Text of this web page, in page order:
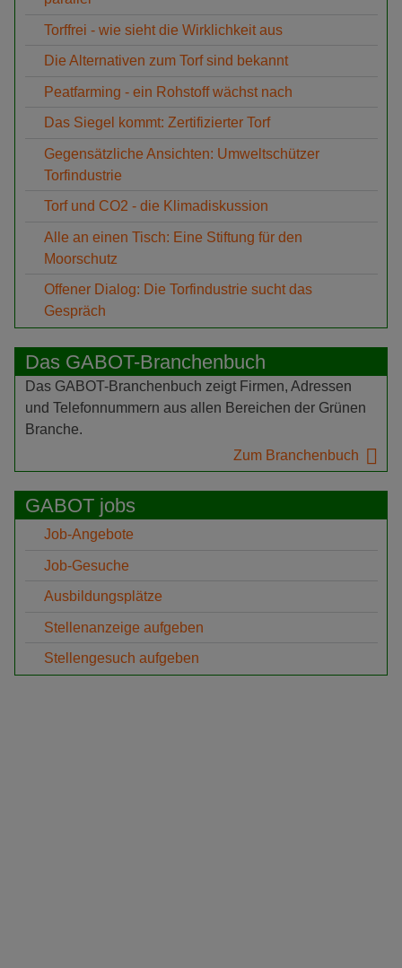
Torffrei - wie sieht die Wirklichkeit aus
Die Alternativen zum Torf sind bekannt
Peatfarming - ein Rohstoff wächst nach
Das Siegel kommt: Zertifizierter Torf
Gegensätzliche Ansichten: Umweltschützer
Torfindustrie
Torf und CO2 - die Klimadiskussion
Alle an einen Tisch: Eine Stiftung für den
Moorschutz
Offener Dialog: Die Torfindustrie sucht das
Gespräch
Das GABOT-Branchenbuch
Das GABOT-Branchenbuch zeigt Firmen, Adressen
und Telefonnummern aus allen Bereichen der Grünen
Branche.
Zum Branchenbuch
GABOT jobs
Job-Angebote
Job-Gesuche
Ausbildungsplätze
Stellenanzeige aufgeben
Stellengesuch aufgeben